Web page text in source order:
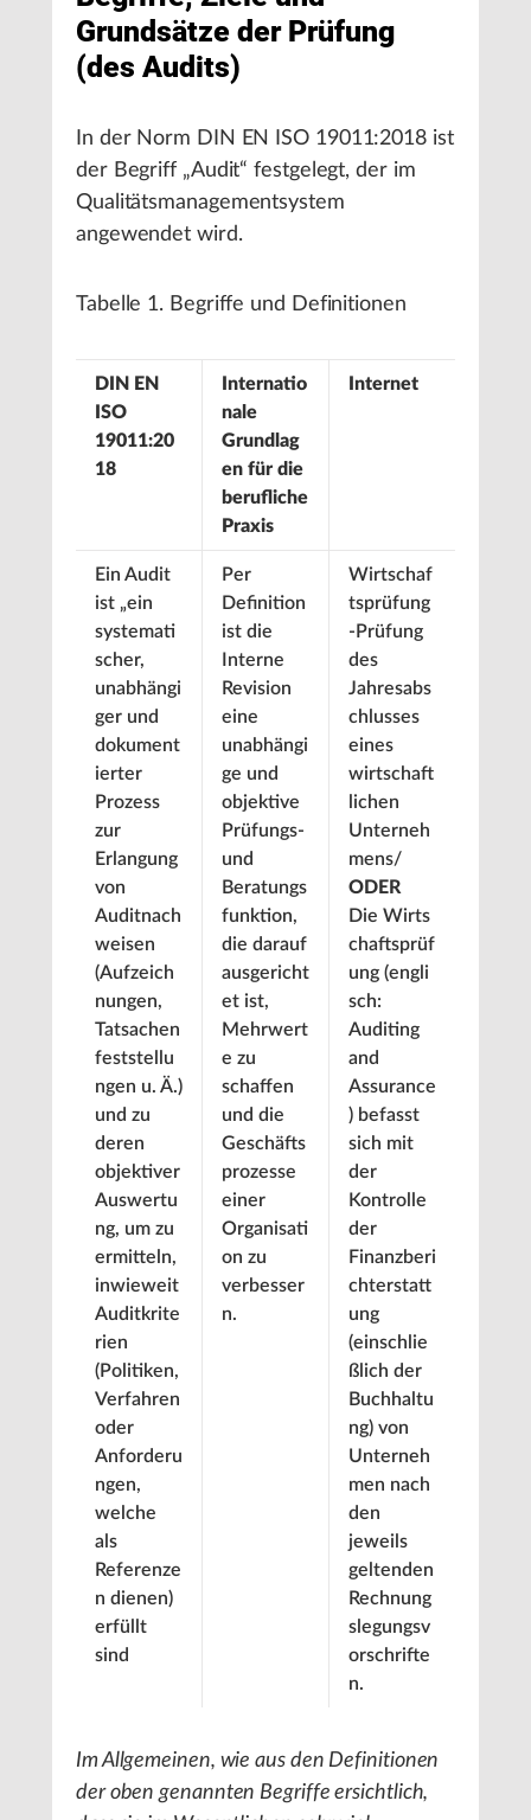
Grundsätze der Prüfung
(des Audits)
In der Norm DIN EN ISO 19011:2018 ist
der Begriff „Audit“ festgelegt, der im
Qualitätsmanagementsystem
angewendet wird.
Tabelle 1. Begriffe und Definitionen
DIN EN
ISO
19011:20
18
Internatio
nale
Grundlag
en für die
berufliche
Praxis
Internet
Ein Audit
ist „ein
systemati
scher,
unabhängi
ger und
dokument
ierter
Prozess
zur
Erlangung
von
Auditnach
weisen
(Aufzeich
nungen,
Tatsachen
feststellu
ngen u. Ä.)
und zu
deren
objektiver
Auswertu
ng, um zu
ermitteln,
inwieweit
Auditkrite
rien
(Politiken,
Verfahren
oder
Anforderu
ngen,
welche
als
Referenze
n dienen)
erfüllt
sind
Per
Definition
ist die
Interne
Revision
eine
unabhängi
ge und
objektive
Prüfungs-
und
Beratungs
funktion,
die darauf
ausgericht
et ist,
Mehrwert
e zu
schaffen
und die
Geschäfts
prozesse
einer
Organisati
on zu
verbesser
n.
Wirtschaf
tsprüfung
-Prüfung
des
Jahresabs
chlusses
eines
wirtschaft
lichen
Unterneh
mens/
ODER
Die Wirts
chaftsprüf
ung (engli
sch:
Auditing
and
Assurance
) befasst
sich mit
der
Kontrolle
der
Finanzberi
chterstatt
ung
(einschlie
ßlich der
Buchhaltu
ng) von
Unterneh
men nach
den
jeweils
geltenden
Rechnung
slegungsv
orschrifte
n.
Im Allgemeinen, wie aus den Definitionen
der oben genannten Begriffe ersichtlich,